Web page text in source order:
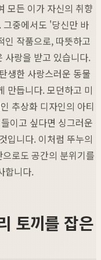
모든 이가 자신의 취향
중에서도 '당신만 바
인 작품으로, 따뜻하고
사랑을 받고 있습니다.
생한 사랑스러운 동물
만듭니다. 모던하고 미
추상화 디자인의 아티
이고 싶다면 싱그러운
입니다. 이처럼 뚜누의
로도 공간의 분위기를
합니다.
토끼를 잡은